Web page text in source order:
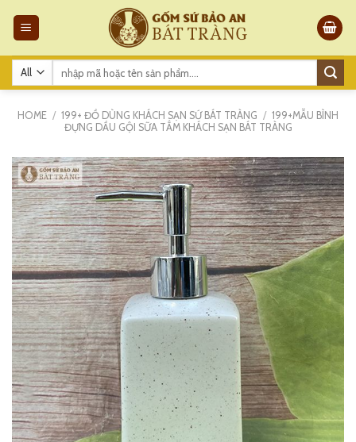
Search
HOME / 199+ ĐỒ DÙNG KHÁCH SẠN SỨ BÁT TRÀNG / 199+MẪU BÌNH
ĐỰNG DẦU GỘI SỮA TẮM KHÁCH SẠN BÁT TRÀNG